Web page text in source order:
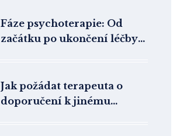
Fáze psychoterapie: Od
začátku po ukončení léčby
Jak požádat terapeuta o
doporučení k jinému